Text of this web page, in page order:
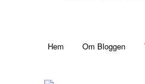
Skip to primary content
Hem Om Bloggen